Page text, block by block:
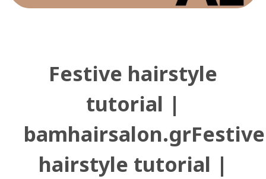
Festive hairstyle
tutorial |
bamhairsalon.grFestive
hairstyle tutorial |